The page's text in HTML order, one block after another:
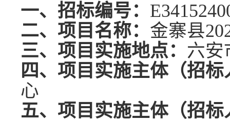
一、招标编号：
二、项目名称： 金寨县
三、项目实施地点： 六安
四、项目实施主体（招标
心
五、项目实施主体（招